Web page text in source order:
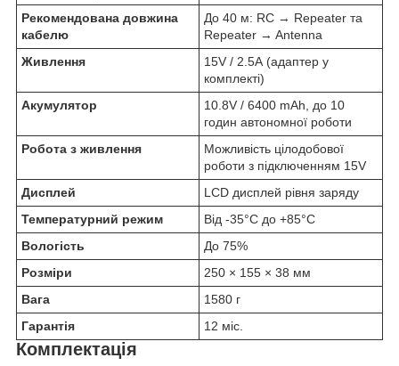
Рекомендована довжина
кабелю
До 40 м: RC → Repeater та
Repeater → Antenna
Живлення
15V / 2.5A (адаптер у
комплекті)
Акумулятор
10.8V / 6400 mAh, до 10
годин автономної роботи
Робота з живлення
Можливість цілодобової
роботи з підключенням 15V
Дисплей
LCD дисплей рівня заряду
Температурний режим
Від -35°C до +85°C
Вологість
До 75%
Розміри
250 × 155 × 38 мм
Вага
1580 г
Гарантія
12 міс.
Комплектація